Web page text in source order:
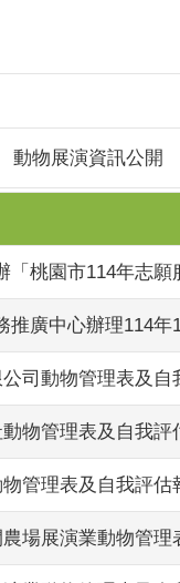
動物展演資訊公開
「桃園市114年志
推廣中心辦理114
司動物管理表及自
物管理表及自我評
管理表及自我評估
場展演業動物管理